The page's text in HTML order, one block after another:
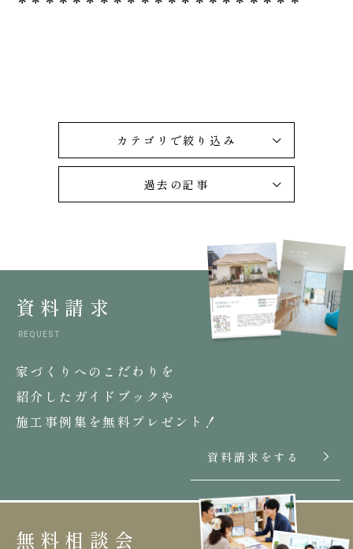
カテゴリで絞り込み
過去の記事
資料請求
REQUEST
家づくりへのこだわりを
紹介したガイドブックや
施工事例集を無料プレゼント！
資料請求をする
無料相談会